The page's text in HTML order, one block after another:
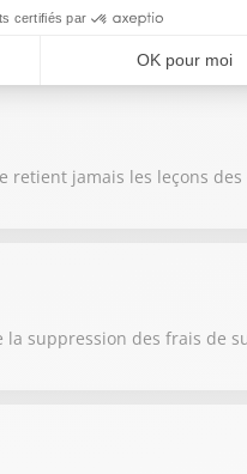
Gabriel Attal aux Français
retient jamais les leçons des
suppression des frais de